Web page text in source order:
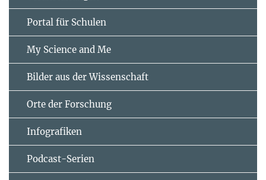
Portal für Schulen
My Science and Me
Bilder aus der Wissenschaft
Orte der Forschung
Infografiken
Podcast-Serien